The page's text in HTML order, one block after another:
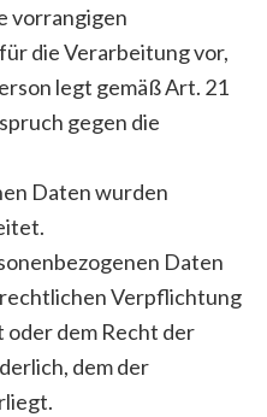
vorrangigen
die Verarbeitung vor,
legt gemäß Art. 21
gegen die
Daten wurden
Daten
Verpflichtung
oder dem Recht der
dem der